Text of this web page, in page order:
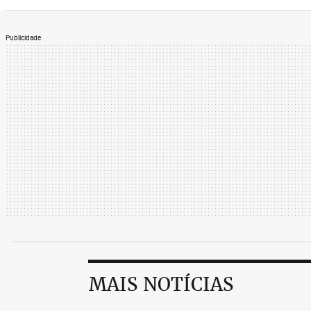
resgatar a voz da mulher por trás da
Ao se propor a construir um retrato em
(1923-1977), Tom Volf se deparou com
“Callas está sempre brigando com
uma harmonia que ela não vai
Publicidade
MAIS NOTÍCIAS